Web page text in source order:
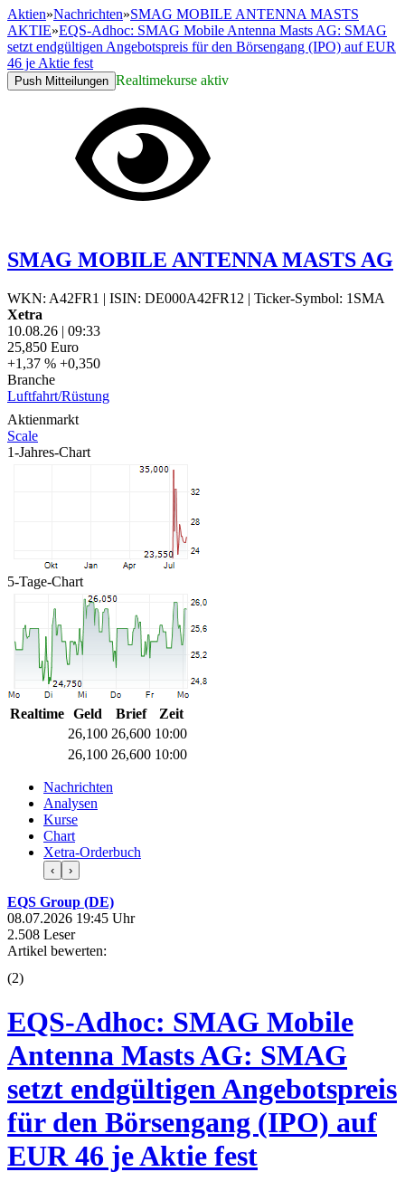
Aktien»Nachrichten»SMAG MOBILE ANTENNA MASTS
AKTIE»EQS-Adhoc: SMAG Mobile Antenna Masts AG: SMAG
setzt endgültigen Angebotspreis für den Börsengang (IPO) auf EUR
46 je Aktie fest
Push Mitteilungen Realtimekurse aktiv
SMAG MOBILE ANTENNA MASTS AG
WKN: A42FR1 | ISIN: DE000A42FR12 | Ticker-Symbol: 1SMA
Xetra
10.08.26 | 09:33
25,850 Euro
+1,37 % +0,350
Branche
Luftfahrt/Rüstung
Aktienmarkt
Scale
1-Jahres-Chart
5-Tage-Chart
Realtime Geld Brief
Zeit
26,100 26,600 10:00
26,100 26,600 10:00
Nachrichten
Analysen
Kurse
Chart
Xetra-Orderbuch
‹ ›
EQS Group (DE)
08.07.2026 19:45 Uhr
2.508 Leser
Artikel bewerten:
(2)
EQS-Adhoc: SMAG Mobile
Antenna Masts AG: SMAG
setzt endgültigen Angebotspreis
für den Börsengang (IPO) auf
EUR 46 je Aktie fest